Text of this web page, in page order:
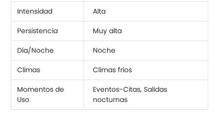
Intensidad
Alta
Persistencia
Muy alta
Día/Noche
Noche
Climas
Climas fríos
Momentos de
Uso
Eventos-Citas, Salidas
nocturnas